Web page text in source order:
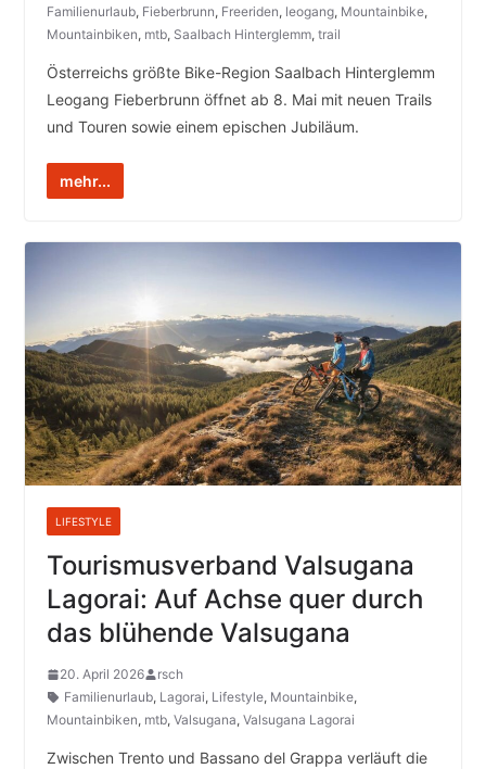
Familienurlaub, Fieberbrunn, Freeriden, leogang, Mountainbike,
Mountainbiken, mtb, Saalbach Hinterglemm, trail
Österreichs größte Bike-Region Saalbach Hinterglemm
Leogang Fieberbrunn öffnet ab 8. Mai mit neuen Trails
und Touren sowie einem epischen Jubiläum.
mehr...
LIFESTYLE
Tourismusverband Valsugana
Lagorai: Auf Achse quer durch
das blühende Valsugana
20. April 2026
rsch
Familienurlaub, Lagorai, Lifestyle, Mountainbike,
Mountainbiken, mtb, Valsugana, Valsugana Lagorai
Zwischen Trento und Bassano del Grappa verläuft die